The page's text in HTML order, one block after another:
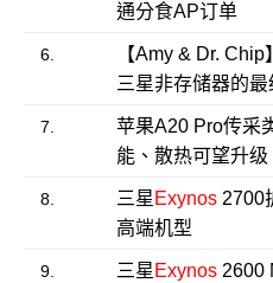
通分食AP订单
6.
【Amy & Dr.
三星非存储器的最
7.
苹果A20 Pro传
能、散热可望升级
8. 三星 Exynos2700
高端机型
9. 三星 Exynos2600